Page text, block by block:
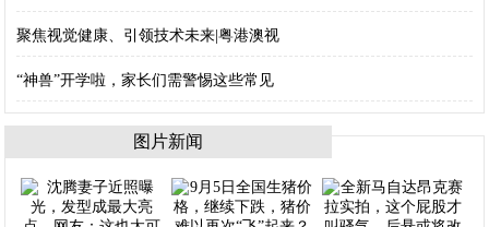
聚焦视觉健康、引领技术未来|粤港澳视
“神兽”开学啦，家长们需警惕这些常见
图片新闻